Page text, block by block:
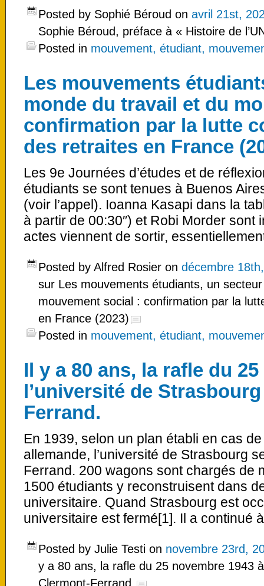
Posted by Sophié Béroud on avril 21st,
Sophie Béroud, préface à « Histoire de
Posted in mouvement, étudiant,
Les mouvements
monde du travail et du
confirmation par la lutte
des retraites en France
Les 9e Journées d’études et de
étudiants se sont tenues à Buenos
(voir l’appel). Ioanna Kasapi dans la
à partir de 00:30″) et Robi Morder sont
actes viennent de sortir,
Posted by Alfred Rosier on décembre
sur Les mouvements étudiants, un
mouvement social : confirmation par la
en France (2023)
Posted in mouvement, étudiant,
Il y a 80 ans, la rafle du
l’université de
Ferrand.
En 1939, selon un plan établi en cas
allemande, l’université de Strasbourg
Ferrand. 200 wagons sont chargés de
1500 étudiants y reconstruisent dans
universitaire. Quand Strasbourg est
universitaire est fermé[1]. Il a continué
Posted by Julie Testi on novembre 23rd,
y a 80 ans, la rafle du 25 novembre 1943
Clermont-Ferrand.